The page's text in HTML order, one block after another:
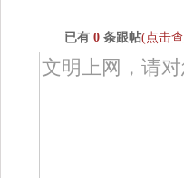
已有 0 条跟帖(点击